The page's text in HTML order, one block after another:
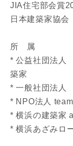
JIA住宅部会賞
日本建築家協
所 属
* 公益社団法人
築家
* 一般社団法人
* NPO法人
* 横浜の建築家
* 横浜あざみロ
同居する家族
資料請求にあ
当社は，当社の
た情報を利用
当社はお客様
めに利用しま